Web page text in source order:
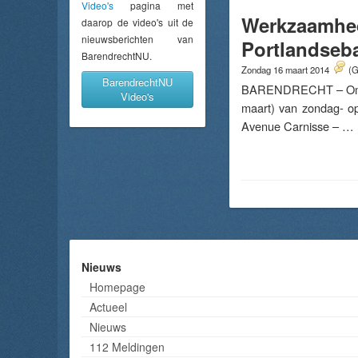
Video's pagina met
daarop de video's uit de
nieuwsberichten van
BarendrechtNU.
BarendrechtNU
Video's
Zondag 16 maart 2014
BARENDRECHT –
maart) van zondag-
Avenue Carnisse – …
Nieuws
Homepage
Actueel
Nieuws
112 Meldingen